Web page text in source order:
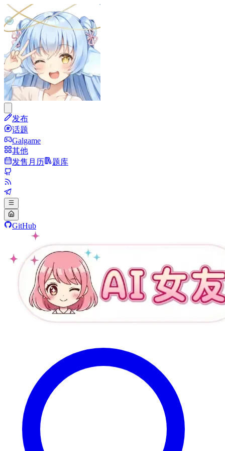
发布
话题
Galgame
其他
发售月历
题库
GitHub